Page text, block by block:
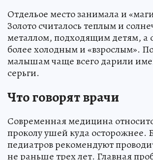
Отдельое место занимала и
Золото считалось теплым и
металлом, подходящим детям, а
более холодным и «взрослым».
малышам чаще всего дарили
серьги.
Что говорят врачи
Современная медицина
проколу ушей куда осторожнее.
педиатров рекомендуют
не раньше трех лет. Главная